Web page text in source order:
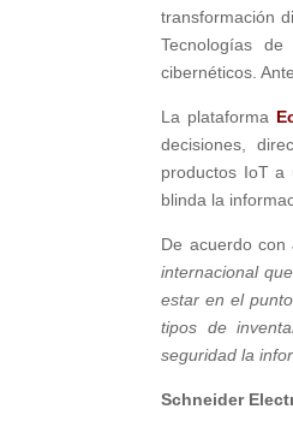
transformación
Tecnologías
cibernéticos.
La plataforma
decisiones,
productos IoT a
blinda la
De acuerdo con
internacional
estar en el
tipos de
seguridad la
Schneider